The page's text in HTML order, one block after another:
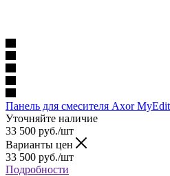
Панель для смесителя Axor
Уточняйте наличие
33 500 руб./шт
Варианты цен
33 500 руб./шт
Подробности